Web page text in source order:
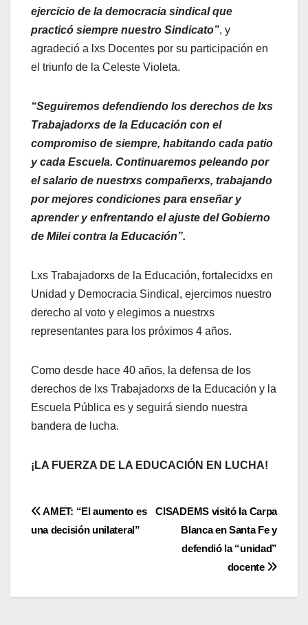
ejercicio de la democracia sindical que
practicó siempre nuestro Sindicato”, y
agradeció a lxs Docentes por su participación en
el triunfo de la Celeste Violeta.
“Seguiremos defendiendo los derechos de lxs
Trabajadorxs de la Educación con el
compromiso de siempre, habitando cada patio
y cada Escuela. Continuaremos peleando por
el salario de nuestrxs compañerxs, trabajando
por mejores condiciones para enseñar y
aprender y enfrentando el ajuste del Gobierno
de Milei contra la Educación”.
Lxs Trabajadorxs de la Educación, fortalecidxs en
Unidad y Democracia Sindical, ejercimos nuestro
derecho al voto y elegimos a nuestrxs
representantes para los próximos 4 años.
Como desde hace 40 años, la defensa de los
derechos de lxs Trabajadorxs de la Educación y la
Escuela Pública es y seguirá siendo nuestra
bandera de lucha.
¡LA FUERZA DE LA EDUCACIÓN EN LUCHA!
Navegación
CISADEMS visitó la Carpa
Blanca en Santa Fe y
defendió la “unidad”
docente
AMET: “El aumento es
una decisión unilateral”